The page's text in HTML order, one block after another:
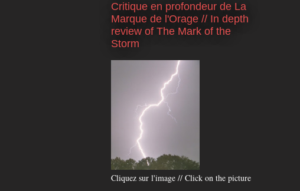
Critique en profondeur de La
Marque de l'Orage // In depth
review of The Mark of the
Storm
Cliquez sur l'image // Click on the picture